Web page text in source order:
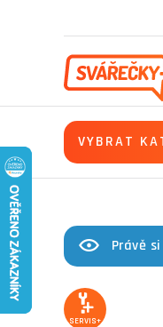
VYBRAT
Právě
SERVIS+